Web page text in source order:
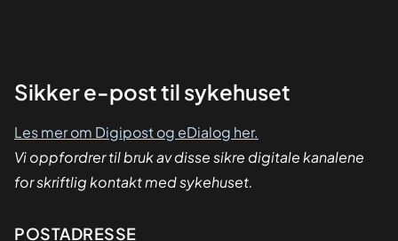
Sikker
Sikker e-post til sykehuset
Les mer om Digipost og eDialog her.
Vi oppfordrer til bruk av disse sikre digitale kanalene
for skriftlig kontakt med sykehuset.
POSTADRESSE